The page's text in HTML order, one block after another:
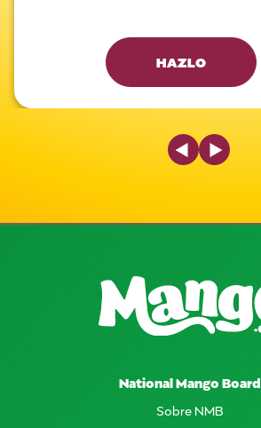
HAZLO
Previous Slide
Next Slide
National Mango Board
Sobre NMB